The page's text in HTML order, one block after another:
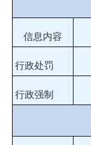
信息内容
行政处罚
行政强制